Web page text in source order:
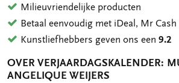
Milieuvriendelijke producten
Betaal eenvoudig met iDeal, Mr
Kunstliefhebbers geven ons een9.2
OVER VERJAARDAGSKALENDER:
ANGELIQUE WEIJERS